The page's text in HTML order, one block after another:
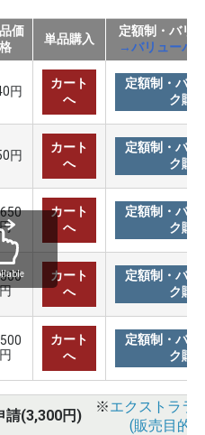
価
格
単品購入
定額制・バリ
→バリューパ
円
カート
へ
定額制・バリ
ク購
円
カート
へ
定額制・バリ
ク購
円
カート
へ
定額制・バリ
ク購
円
カート
へ
定額制・バリ
ク購
円
カート
へ
定額制・バリ
ク購
請(3,300円)
※エクストララ
(販売目的